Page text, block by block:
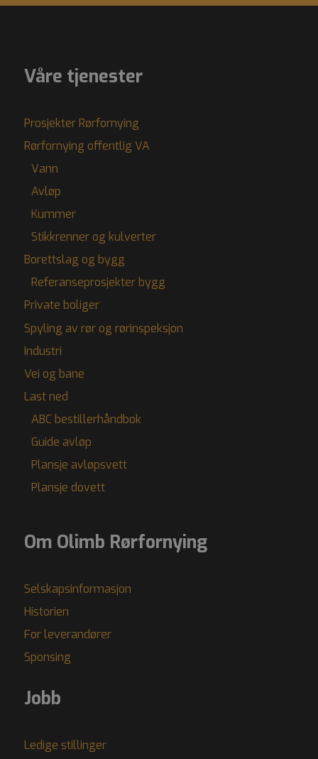
Våre tjenester
Prosjekter Rørfornying
Rørfornying offentlig VA
Vann
Avløp
Kummer
Stikkrenner og kulverter
Borettslag og bygg
Referanseprosjekter bygg
Private boliger
Spyling av rør og rørinspeksjon
Industri
Vei og bane
Last ned
ABC bestillerhåndbok
Guide avløp
Plansje avløpsvett
Plansje dovett
Om Olimb Rørfornying
Selskapsinformasjon
Historien
For leverandører
Sponsing
Jobb
Ledige stillinger